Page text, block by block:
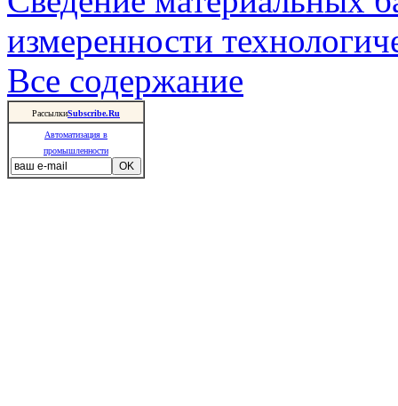
измеренности
Все содержание
РассылкиSubscribe.Ru
Автоматизация в
промышленности